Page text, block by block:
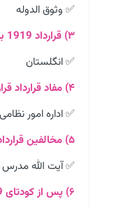
✅ وثوق الدوله
۳) قرارداد 1919 با چه کشوری بسته شد؟
✅ انگلستان
۴) مفاد قرارداد قرارداد 1919 چه بود؟
✅ اداره امور
۵) مخالفین قرارداد 1919 چه کسانی بودند؟
✅ آیت الله
۶) پس از کودتای 1299 چه شد؟